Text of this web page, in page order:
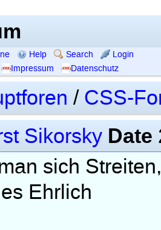
Help Search
Login
Impressum Datenschutz
/ CSS-
Sikorsky Date
sich
Ehrlich